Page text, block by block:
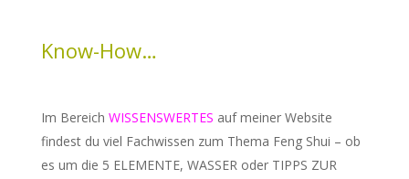
Know-How…
Im Bereich WISSENSWERTES auf meiner Website
findest du viel Fachwissen zum Thema Feng Shui – ob
es um die 5 ELEMENTE, WASSER oder TIPPS ZUR